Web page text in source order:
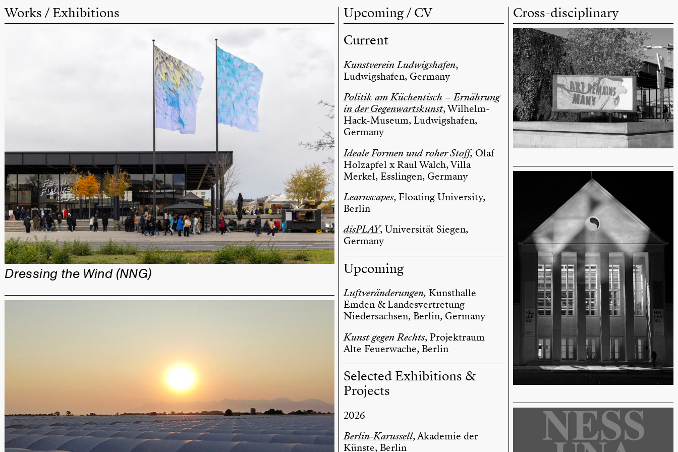
Works / Exhibitions
Dressing the Wind (NNG)
Upcoming / CV
Current
Kunstverein Ludwigshafen,
Ludwigshafen, Germany
Politik am Küchentisch – Ernährung
in der Gegenwartskunst, Wilhelm-
Hack-Museum, Ludwigshafen,
Germany
Ideale Formen und roher Stoff, Olaf
Holzapfel x Raul Walch, Villa
Merkel, Esslingen, Germany
Learnscapes, Floating University,
Berlin
disPLAY, Universität Siegen,
Germany
Upcoming
Luftveränderungen, Kunsthalle
Emden & Landesvertretung
Niedersachsen, Berlin, Germany
Kunst gegen Rechts, Projektraum
Alte Feuerwache, Berlin
Selected Exhibitions &
Projects
2026
Berlin-Karussell, Akademie der
Künste, Berlin
Cross-disciplinary